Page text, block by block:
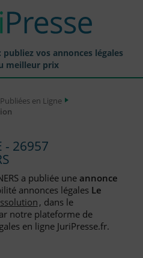
vos annonces légales
meilleur prix
Légales
d'Annonces Légales
en Ligne
- 26957
a publiée une annonce
annonces légales Le
, dans le
notre plateforme de
en ligne JuriPresse.fr.